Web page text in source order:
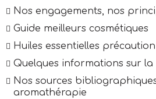
Nos engagements, nos
Guide meilleurs cosmétiques
Huiles essentielles
Quelques informations sur la
Nos sources
aromathérapie